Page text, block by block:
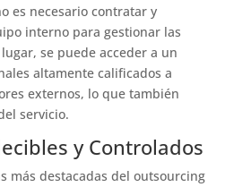
es necesario contratar y
interno para gestionar las
se puede acceder a un
altamente calificados a
externos, lo que también
servicio.
y Controlados
más destacadas del outsourcing